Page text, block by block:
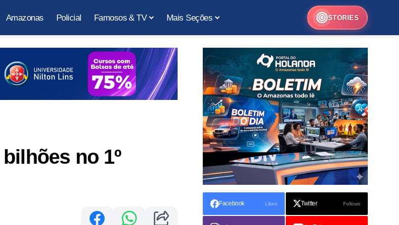
Amazonas Policial Famosos & TV Mais Seções STORIES
no 1º
Facebook Likes Twitter Follows